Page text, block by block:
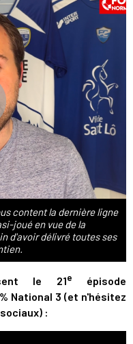
content la dernière ligne
joué en vue de la
d'avoir délivré toutes ses
le 21e
épisode
National 3 (et n'hésitez
: